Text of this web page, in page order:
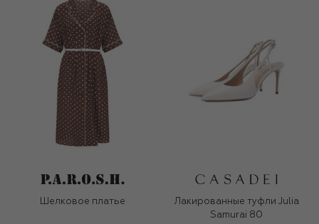
Шелковое платье
Лакированные туфли Julia
Samurai 80